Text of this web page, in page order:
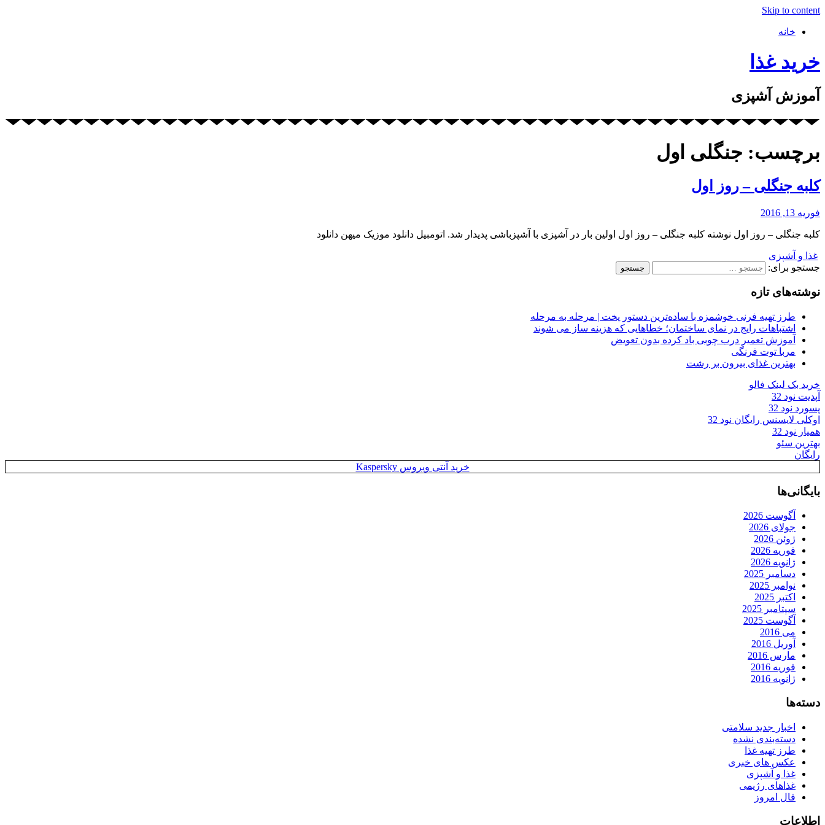
Skip to content
خانه
خرید غذا
آموزش آشپزی
برچسب: جنگلی اول
کلبه جنگلی – روز اول
فوریه 13, 2016
کلبه جنگلی – روز اول نوشته کلبه جنگلی – روز اول اولین بار در آشپزی با آشپزباشی پدیدار شد. اتومبیل دانلود موزیک میهن دانلود
غذا و آشپزی
جستجو برای:
نوشته‌های تازه
طرز تهیه فرنی خوشمزه با ساده‌ترین دستور پخت | مرحله به مرحله
اشتباهات رایج در نمای ساختمان؛ خطاهایی که هزینه ساز می شوند
آموزش تعمیر درب چوبی باد کرده بدون تعویض
مربا توت فرنگی
بهترین غذای بیرون بر رشت
خرید بک لینک فالو
آپدیت نود 32
پسورد نود 32
اوکلی لایسنس رایگان نود 32
همیار نود 32
بهترین سئو
رایگان
خرید آنتی ویروس Kaspersky
بایگانی‌ها
آگوست 2026
جولای 2026
ژوئن 2026
فوریه 2026
ژانویه 2026
دسامبر 2025
نوامبر 2025
اکتبر 2025
سپتامبر 2025
آگوست 2025
می 2016
آوریل 2016
مارس 2016
فوریه 2016
ژانویه 2016
دسته‌ها
اخبار جدید سلامتی
دسته‌بندی نشده
طرز تهیه غذا
عکس های خبری
غذا و آشپزی
غذاهای رژیمی
فال امروز
اطلاعات